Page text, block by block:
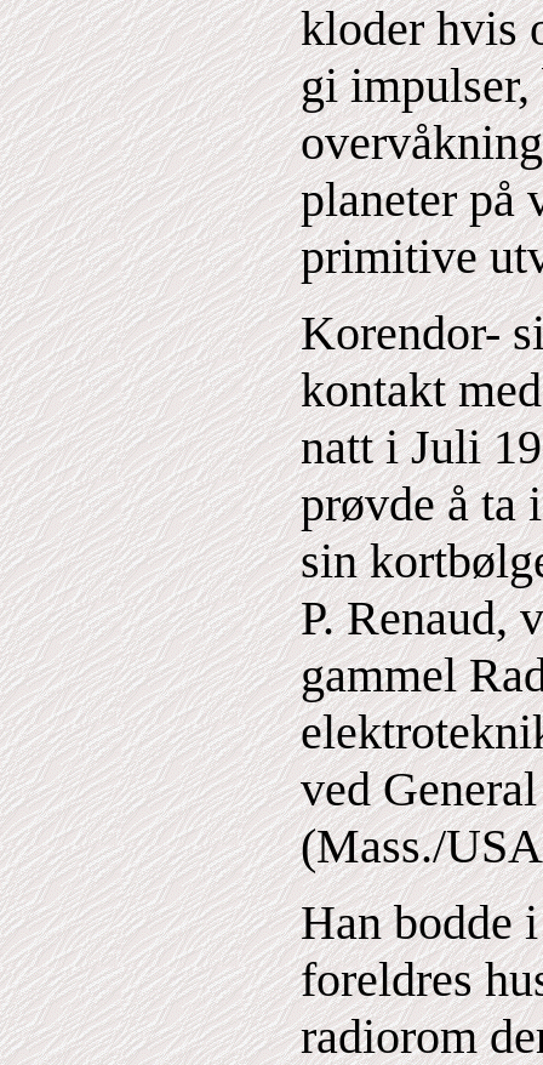
kloder hvis
gi impulser,
planeter på
primitive
Korendor-
kontakt
natt i Juli
prøvde å ta
sin
P. Renaud,
gammel
ved
(Mass./
Han bodde
foreldres
radiorom